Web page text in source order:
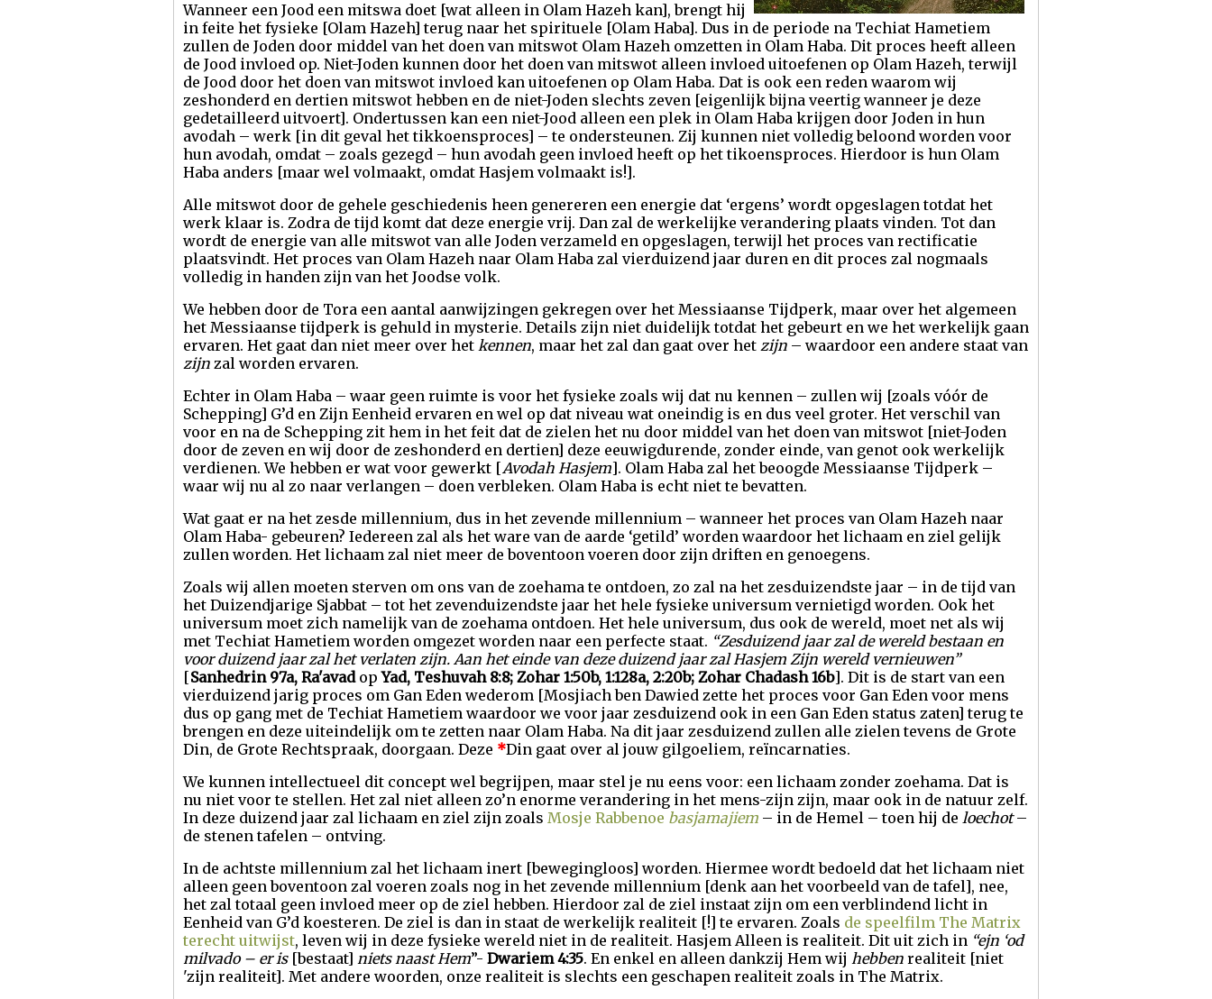
Wanneer een Jood een mitswa doet [wat alleen in Olam Hazeh kan], brengt hij
in feite het fysieke [Olam Hazeh] terug naar het spirituele [Olam Haba]. Dus in de periode na Techiat Hametiem
zullen de Joden door middel van het doen van mitswot Olam Hazeh omzetten in Olam Haba. Dit proces heeft alleen
de Jood invloed op. Niet-Joden kunnen door het doen van mitswot alleen invloed uitoefenen op Olam Hazeh, terwijl
de Jood door het doen van mitswot invloed kan uitoefenen op Olam Haba. Dat is ook een reden waarom wij
zeshonderd en dertien mitswot hebben en de niet-Joden slechts zeven [eigenlijk bijna veertig wanneer je deze
gedetailleerd uitvoert]. Ondertussen kan een niet-Jood alleen een plek in Olam Haba krijgen door Joden in hun
avodah – werk [in dit geval het tikkoensproces] – te ondersteunen. Zij kunnen niet volledig beloond worden voor
hun avodah, omdat – zoals gezegd – hun avodah geen invloed heeft op het tikoensproces. Hierdoor is hun Olam
Haba anders [maar wel volmaakt, omdat Hasjem volmaakt is!].
Alle mitswot door de gehele geschiedenis heen genereren een energie dat ‘ergens’ wordt opgeslagen totdat het
werk klaar is. Zodra de tijd komt dat deze energie vrij. Dan zal de werkelijke verandering plaats vinden. Tot dan
wordt de energie van alle mitswot van alle Joden verzameld en opgeslagen, terwijl het proces van rectificatie
plaatsvindt. Het proces van Olam Hazeh naar Olam Haba zal vierduizend jaar duren en dit proces zal nogmaals
volledig in handen zijn van het Joodse volk.
We hebben door de Tora een aantal aanwijzingen gekregen over het Messiaanse Tijdperk, maar over het algemeen
het Messiaanse tijdperk is gehuld in mysterie. Details zijn niet duidelijk totdat het gebeurt en we het werkelijk gaan
ervaren. Het gaat dan niet meer over het kennen, maar het zal dan gaat over het zijn – waardoor een andere staat van
zijn zal worden ervaren.
Echter in Olam Haba – waar geen ruimte is voor het fysieke zoals wij dat nu kennen – zullen wij [zoals vóór de
Schepping] G’d en Zijn Eenheid ervaren en wel op dat niveau wat oneindig is en dus veel groter. Het verschil van
voor en na de Schepping zit hem in het feit dat de zielen het nu door middel van het doen van mitswot [niet-Joden
door de zeven en wij door de zeshonderd en dertien] deze eeuwigdurende, zonder einde, van genot ook werkelijk
verdienen. We hebben er wat voor gewerkt [Avodah Hasjem]. Olam Haba zal het beoogde Messiaanse Tijdperk –
waar wij nu al zo naar verlangen – doen verbleken. Olam Haba is echt niet te bevatten.
Wat gaat er na het zesde millennium, dus in het zevende millennium – wanneer het proces van Olam Hazeh naar
Olam Haba- gebeuren? Iedereen zal als het ware van de aarde ‘getild’ worden waardoor het lichaam en ziel gelijk
zullen worden. Het lichaam zal niet meer de boventoon voeren door zijn driften en genoegens.
Zoals wij allen moeten sterven om ons van de zoehama te ontdoen, zo zal na het zesduizendste jaar – in de tijd van
het Duizendjarige Sjabbat – tot het zevenduizendste jaar het hele fysieke universum vernietigd worden. Ook het
universum moet zich namelijk van de zoehama ontdoen. Het hele universum, dus ook de wereld, moet net als wij
met Techiat Hametiem worden omgezet worden naar een perfecte staat. “Zesduizend jaar zal de wereld bestaan en
voor duizend jaar zal het verlaten zijn. Aan het einde van deze duizend jaar zal Hasjem Zijn wereld vernieuwen”
[Sanhedrin 97a, Ra'avad op Yad, Teshuvah 8:8; Zohar 1:50b, 1:128a, 2:20b; Zohar Chadash 16b]. Dit is de start van een
vierduizend jarig proces om Gan Eden wederom [Mosjiach ben Dawied zette het proces voor Gan Eden voor mens
dus op gang met de Techiat Hametiem waardoor we voor jaar zesduizend ook in een Gan Eden status zaten] terug te
brengen en deze uiteindelijk om te zetten naar Olam Haba. Na dit jaar zesduizend zullen alle zielen tevens de Grote
Din, de Grote Rechtspraak, doorgaan. Deze *Din gaat over al jouw gilgoeliem, reïncarnaties.
We kunnen intellectueel dit concept wel begrijpen, maar stel je nu eens voor: een lichaam zonder zoehama. Dat is
nu niet voor te stellen. Het zal niet alleen zo’n enorme verandering in het mens-zijn zijn, maar ook in de natuur zelf.
In deze duizend jaar zal lichaam en ziel zijn zoals Mosje Rabbenoe basjamajiem – in de Hemel – toen hij de loechot–
de stenen tafelen – ontving.
In de achtste millennium zal het lichaam inert [bewegingloos] worden. Hiermee wordt bedoeld dat het lichaam niet
alleen geen boventoon zal voeren zoals nog in het zevende millennium [denk aan het voorbeeld van de tafel], nee,
het zal totaal geen invloed meer op de ziel hebben. Hierdoor zal de ziel instaat zijn om een verblindend licht in
Eenheid van G’d koesteren. De ziel is dan in staat de werkelijk realiteit [!] te ervaren. Zoals de speelfilm The Matrix
terecht uitwijst, leven wij in deze fysieke wereld niet in de realiteit. Hasjem Alleen is realiteit. Dit uit zich in “ejn ‘od
milvado – er is[bestaat] niets naast Hem”- Dwariem 4:35. En enkel en alleen dankzij Hem wij hebben realiteit [niet
'zijn realiteit]. Met andere woorden, onze realiteit is slechts een geschapen realiteit zoals in The Matrix.